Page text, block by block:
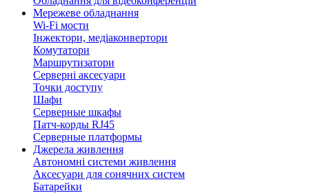
Мережеве обладнання
Wi-Fi мости
Інжектори, медіаконвертори
Комутатори
Маршрутизатори
Серверні аксесуари
Точки доступу
Шафи
Серверные шкафы
Патч-корды RJ45
Серверные платформы
Джерела живлення
Автономні системи живлення
Аксесуари для сонячних систем
Батарейки